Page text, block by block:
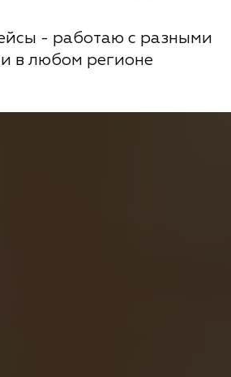
- работаю с разными
в любом регионе